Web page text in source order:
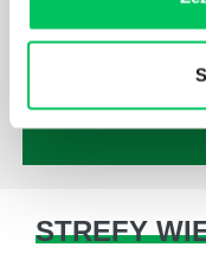
jest jednak łatwe i
STREFY